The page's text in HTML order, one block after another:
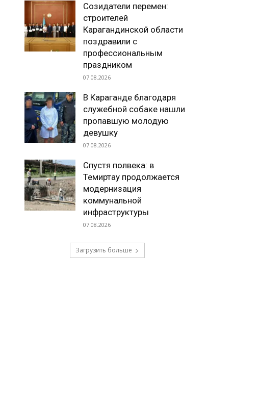
Созидатели перемен:
строителей
Карагандинской области
поздравили с
профессиональным
праздником
07.08.2026
В Караганде благодаря
служебной собаке нашли
пропавшую молодую
девушку
07.08.2026
Спустя полвека: в
Темиртау продолжается
модернизация
коммунальной
инфраструктуры
07.08.2026
Загрузить больше